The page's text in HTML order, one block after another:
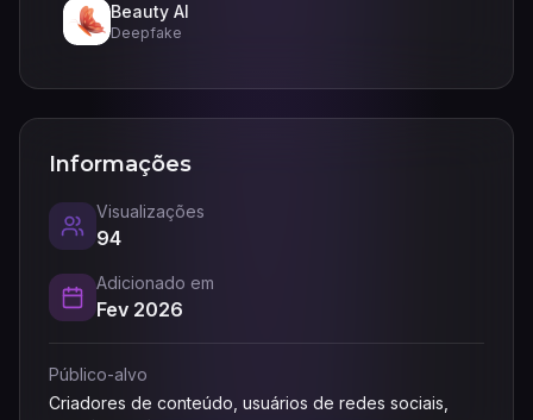
Beauty AI
Deepfake
Informações
Visualizações
94
Adicionado em
Fev 2026
Público-alvo
Criadores de conteúdo, usuários de redes sociais,